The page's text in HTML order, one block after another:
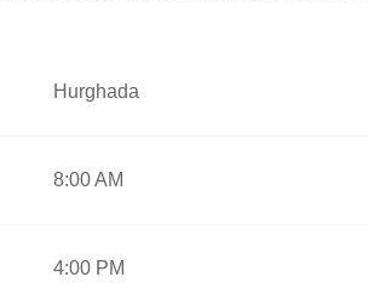
Hurghada
8:00 AM
4:00 PM